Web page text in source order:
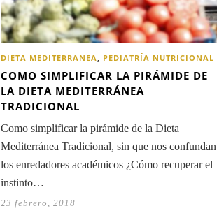
DIETA MEDITERRANEA, PEDIATRÍA NUTRICIONAL
COMO SIMPLIFICAR LA PIRÁMIDE DE
LA DIETA MEDITERRÁNEA
TRADICIONAL
Como simplificar la pirámide de la Dieta
Mediterránea Tradicional, sin que nos confundan
los enredadores académicos ¿Cómo recuperar el
instinto…
23 febrero, 2018